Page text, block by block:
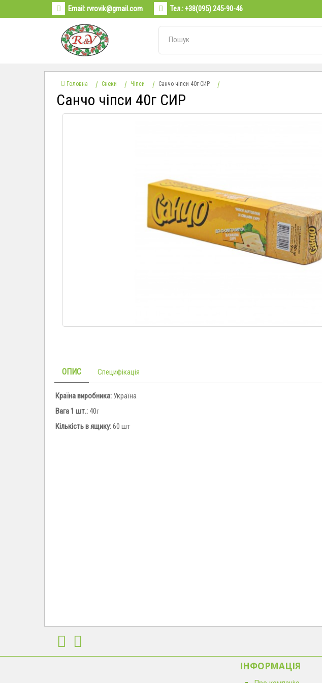
Email:rvrovik@gmail.com Тел.:+38(095) 245-90-46
Головна Снеки Чіпси Санчо чіпси 40г СИР
Санчо чіпси 40г СИР
ОПИС Специфікація
Країна виробника:Україна
Вага 1 шт.:40г
Кількість в ящику:60 шт
ІНФОРМАЦІЯ